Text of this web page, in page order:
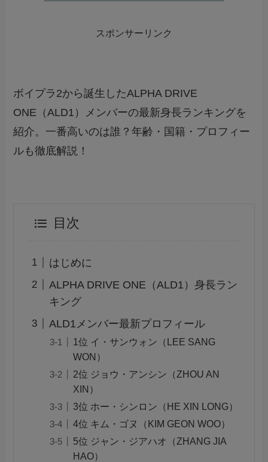
スポンサーリンク
ボイプラ2から誕生したALPHA DRIVE
ONE（ALD1）メンバーの最新身長ランキングを
紹介。一番高いのは誰？年齢・国籍・プロフィー
ルも徹底解説！
目次
はじめに
ALPHA DRIVE ONE（ALD1）身長ラン
キング
ALD1メンバー最新プロフィール
1位 イ・サンウォン（LEE SANG
WON）
2位 ジョウ・アンシン（ZHOU AN
XIN）
3位 ホー・シンロン（HE XIN LONG）
4位 キム・ゴヌ（KIM GEON WOO）
5位 ジャン・ジアハオ（ZHANG JIA
HAO）